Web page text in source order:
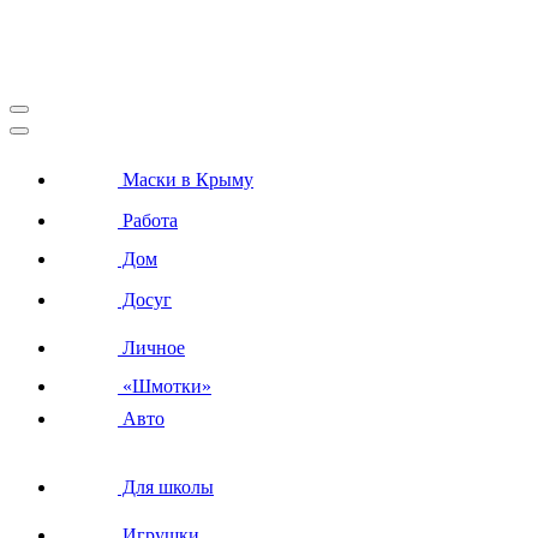
Маски в Крыму
Работа
Дом
Досуг
Личное
«Шмотки»
Авто
Для школы